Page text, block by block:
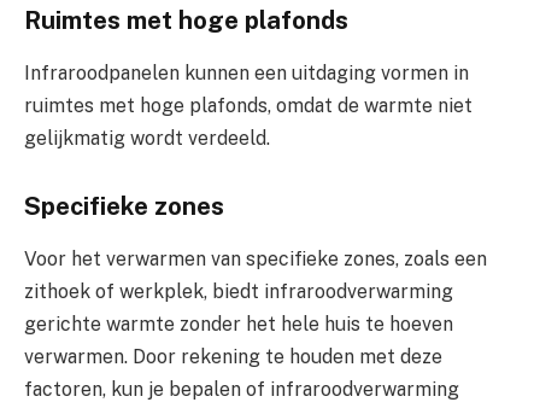
Ruimtes met hoge plafonds
Infraroodpanelen kunnen een uitdaging vormen in
ruimtes met hoge plafonds, omdat de warmte niet
gelijkmatig wordt verdeeld.
Specifieke zones
Voor het verwarmen van specifieke zones, zoals een
zithoek of werkplek, biedt infraroodverwarming
gerichte warmte zonder het hele huis te hoeven
verwarmen. Door rekening te houden met deze
factoren, kun je bepalen of infraroodverwarming